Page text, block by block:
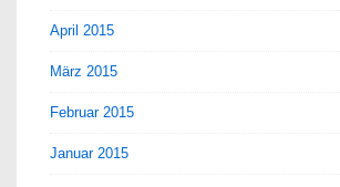
April 2015
März 2015
Februar 2015
Januar 2015